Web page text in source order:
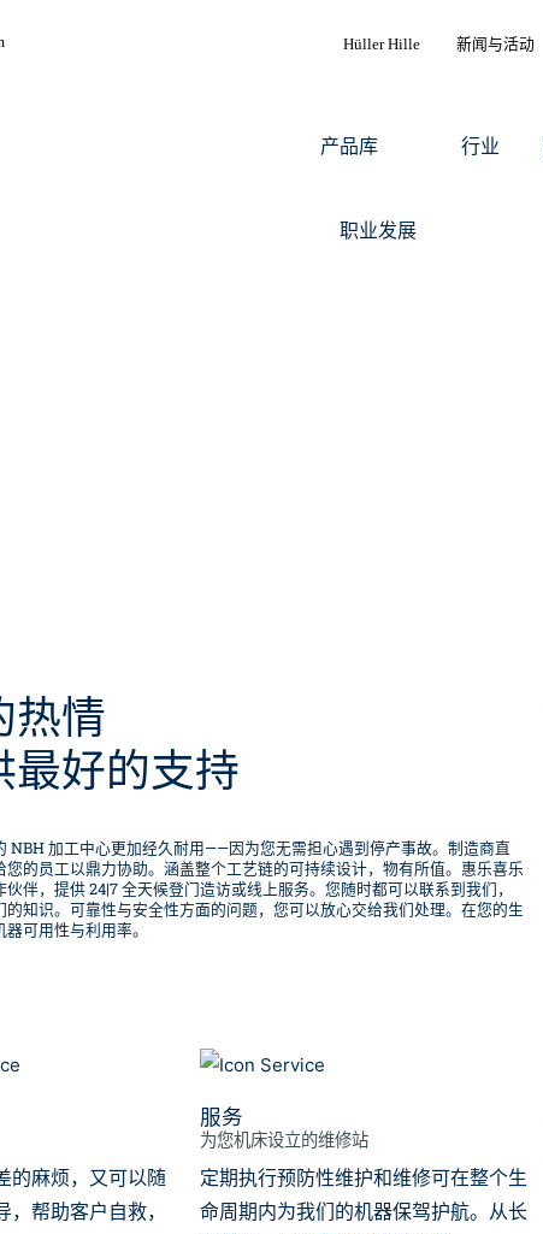
Hüller Hille 新闻与活动
产品库 行业
职业发展
热情
最好的支持
NBH 加工中心更加经久耐用——因为您无需担心遇到停产事故。制造商直
您的员工以鼎力协助。涵盖整个工艺链的可持续设计，物有所值。惠乐喜乐
伴，提供 24|7 全天候登门造访或线上服务。您随时都可以联系到我们，
的知识。可靠性与安全性方面的问题，您可以放心交给我们处理。在您的生
可用性与利用率。
的麻烦，又可以随
，帮助客户自救，
服务
为您机床设立的维修站
定期执行预防性维护和维修可在整个生
命周期内为我们的机器保驾护航。从长